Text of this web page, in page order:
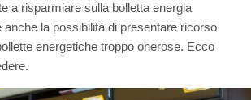
a risparmiare sulla bolletta energia
anche la possibilità di presentare ricorso
energetiche troppo onerose. Ecco